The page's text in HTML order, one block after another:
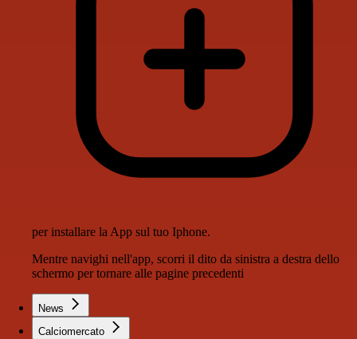
per installare la App sul tuo Iphone.
Mentre navighi nell'app, scorri il dito da sinistra a destra dello
schermo per tornare alle pagine precedenti
News
Calciomercato